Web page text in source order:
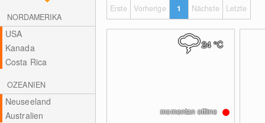
NORDAMERIKA
USA
Kanada
Costa Rica
OZEANIEN
Neuseeland
Australien
Erste Vorherige 1 Nächste Letzte
24°C
momentan offline